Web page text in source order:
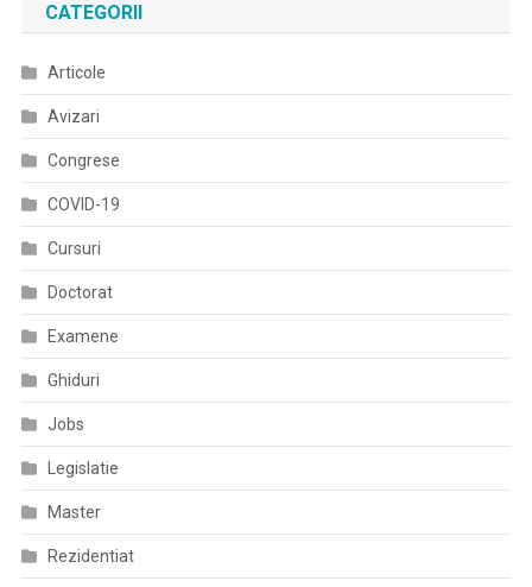
CATEGORII
Articole
Avizari
Congrese
COVID-19
Cursuri
Doctorat
Examene
Ghiduri
Jobs
Legislatie
Master
Rezidentiat